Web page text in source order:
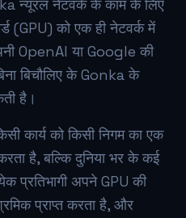
न्यूरल नेटवर्क के काम के लिए
(GPU) को एक ही नेटवर्क में
OpenAI या Google की
बिचौलिए के Gonka के
है।
कार्य को किसी निगम का एक
है, बल्कि दुनिया भर के कई
प्रतिभागी अपने GPU की
प्राप्त करता है, और